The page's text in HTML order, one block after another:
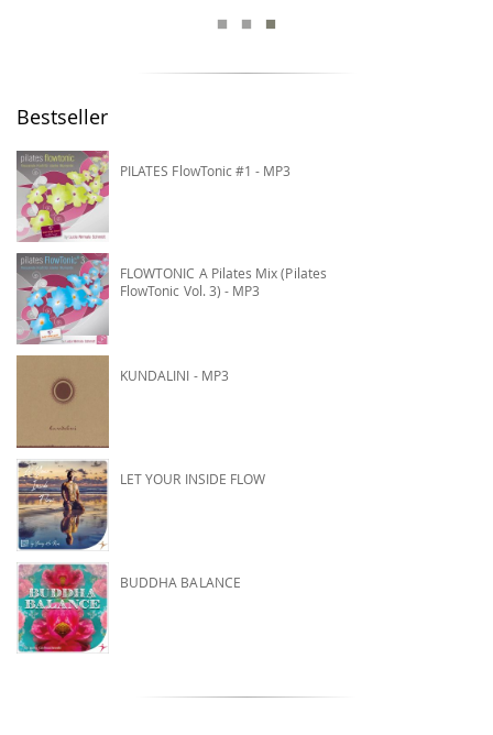
Bestseller
PILATES FlowTonic #1 - MP3
FLOWTONIC A Pilates Mix (Pilates
FlowTonic Vol. 3) - MP3
KUNDALINI - MP3
LET YOUR INSIDE FLOW
BUDDHA BALANCE